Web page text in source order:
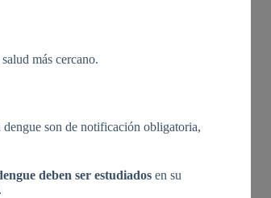
más cercano.
son de notificación obligatoria,
deben ser estudiados en su